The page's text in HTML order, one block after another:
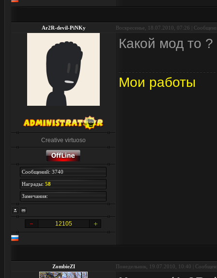
Ar2R-devil-PiNKy Воскресенье, 18.07.2010, 07:26 |
Creative virtuoso
Сообщений: 3740
Награды: 58
Замечания:
12105
Какой мод то ?
Мои работы
ZombieZI Понедельник, 19.07.2010, 10:40 |